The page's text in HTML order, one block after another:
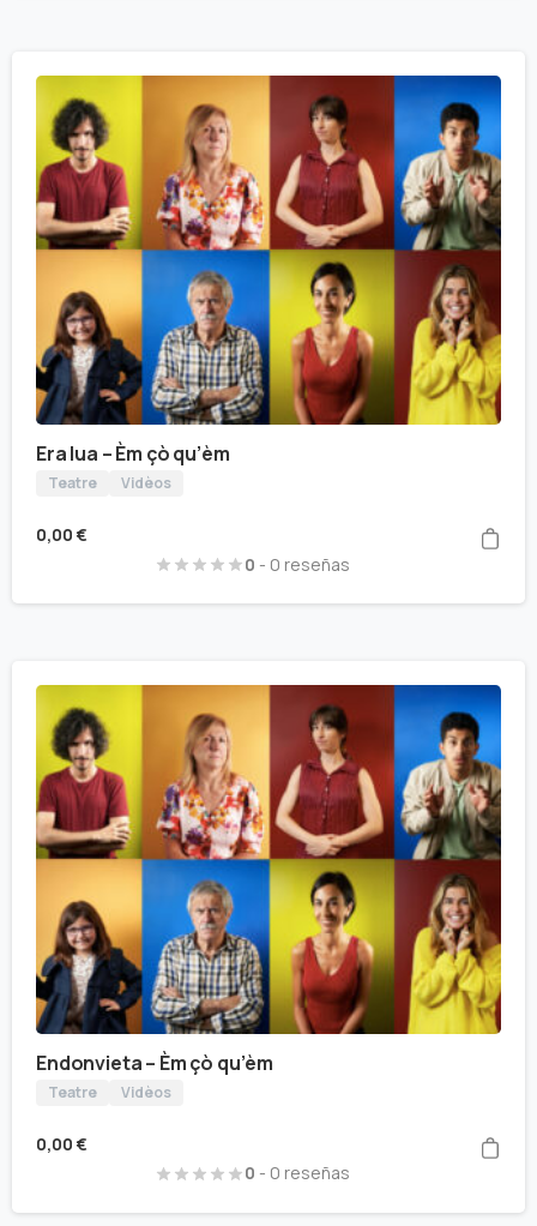
Era lua – Èm çò qu’èm
Teatre Vidèos
0,00 €
0 - 0 reseñas
Endonvieta – Èm çò qu’èm
Teatre Vidèos
0,00 €
0 - 0 reseñas